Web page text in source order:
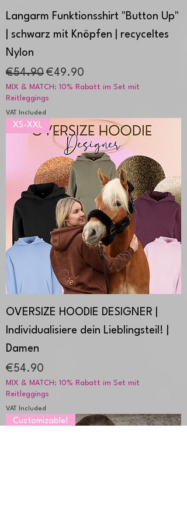
Langarm Funktionsshirt "Button Up"
| schwarz mit Knöpfen | recyceltes
Nylon
Regular Price
€54.90 Sale Price
€49.90
MIX & MATCH: 10% Rabatt im Set mit
Reitleggings
VAT Included
XS-XXL
OVERSIZE HOODIE DESIGNER |
Individualisiere dein Lieblingsteil! |
Damen
Price
€54.90
MIX & MATCH: 10% Rabatt im Set mit
Reitleggings
VAT Included
Customizable!